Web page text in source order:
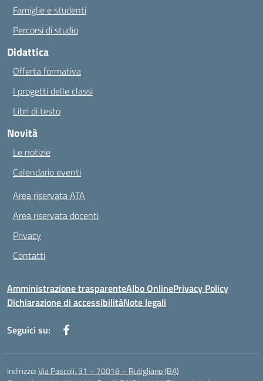
Famiglie e studenti
Percorsi di studio
Didattica
Offerta formativa
I progetti delle classi
Libri di testo
Novità
Le notizie
Calendario eventi
Area riservata ATA
Area riservata docenti
Privacy
Contatti
Amministrazione trasparenteAlbo OnlinePrivacy Policy
Dichiarazione di accessibilitàNote legali
Seguici su:
Indirizzo:Via Pascoli, 31 – 70018 – Rutigliano (BA)